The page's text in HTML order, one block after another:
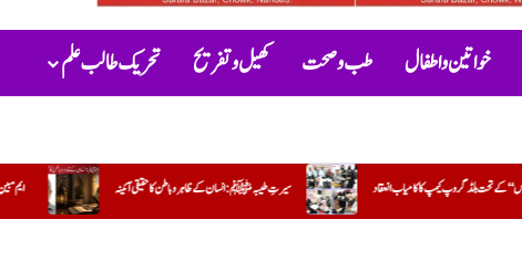
خواتین و اطفال طب و صحت کھیل و تفریح تحریک طالب علم
جو کام وہ کریں تو مشکل اور دوسرا کریں تو آسان ! ایم مبین سیرتِ طیبہﷺ: انسان کے ظاہر و باطن کا حقیقی آئینہ